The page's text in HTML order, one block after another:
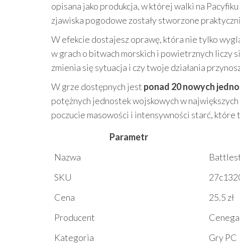
opisana jako produkcja, w której walki na
zjawiska pogodowe zostały stworzone
W efekcie dostajesz oprawę, która nie tylko
w grach o bitwach morskich i powietrznych liczy
zmienia się sytuacja i czy twoje działania
W grze dostępnych jest ponad 20 nowych
potężnych jednostek wojskowych w
poczucie masowości i intensywności starć,
Parametr
Nazwa
SKU
Cena
25.5 zł
Producent
Cenega
Kategoria
Gry PC